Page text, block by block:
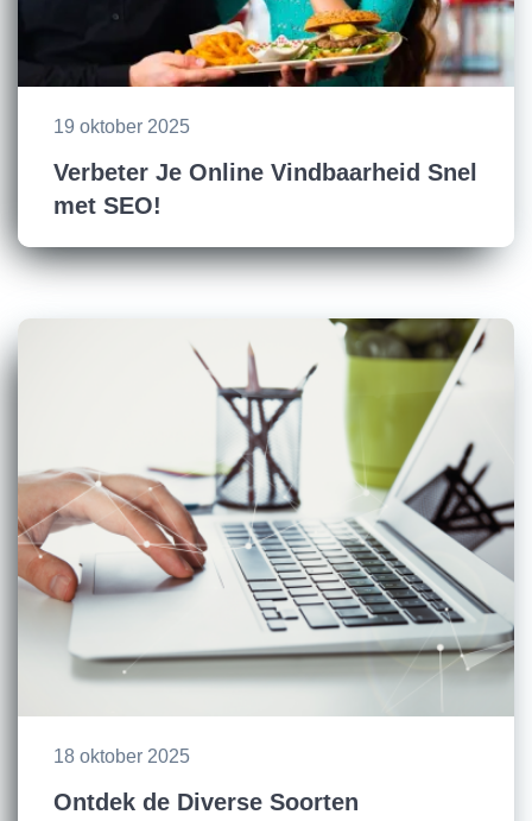
19 oktober 2025
Verbeter Je Online Vindbaarheid Snel
met SEO!
18 oktober 2025
Ontdek de Diverse Soorten